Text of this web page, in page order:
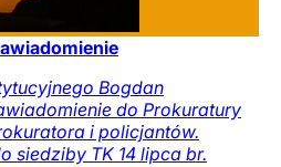
Bogdan
do Prokuratury
i policjantów.
siedziby TK 14 lipca br.